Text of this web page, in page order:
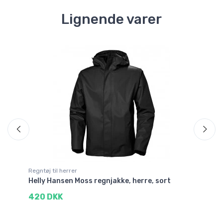
Lignende varer
Regntøj til herrer
Helly Hansen Moss regnjakke, herre, sort
420 DKK